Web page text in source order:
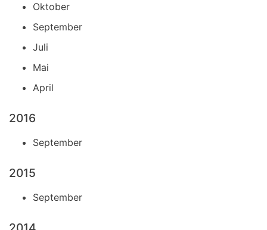
Oktober
September
Juli
Mai
April
2016
September
2015
September